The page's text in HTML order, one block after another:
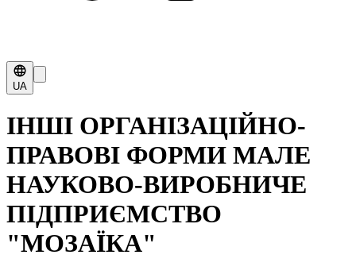
UA
ІНШІ ОРГАНІЗАЦІЙНО-
ПРАВОВІ ФОРМИ МАЛЕ
НАУКОВО-ВИРОБНИЧЕ
ПІДПРИЄМСТВО
"МОЗАЇКА"